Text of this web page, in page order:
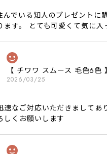
んでいる知人のプレゼント
ます。 とても可愛くて気に
【 チワワ スムース 毛色
2026/03/25
速なご対応いただきまして
しくお願いします